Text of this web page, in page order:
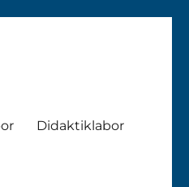
Didaktiklabor